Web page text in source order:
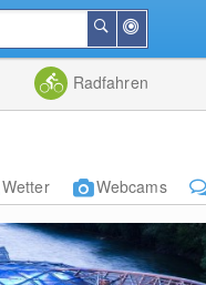
der
Nähe
Suchen
Radfahren
Wetter Webcams